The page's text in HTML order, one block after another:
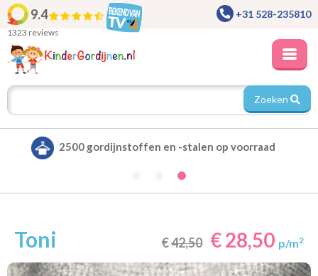
9.4
1323 reviews
+31 528-235810
Zoeken
Alle gordijnen verduisterend leverbaar
Toni €42,50 € 28,50 p/m2